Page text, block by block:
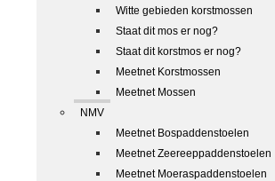
Witte gebieden korstmossen
Staat dit mos er nog?
Staat dit korstmos er nog?
Meetnet Korstmossen
Meetnet Mossen
NMV
Meetnet Bospaddenstoelen
Meetnet Zeereeppaddenstoelen
Meetnet Moeraspaddenstoelen